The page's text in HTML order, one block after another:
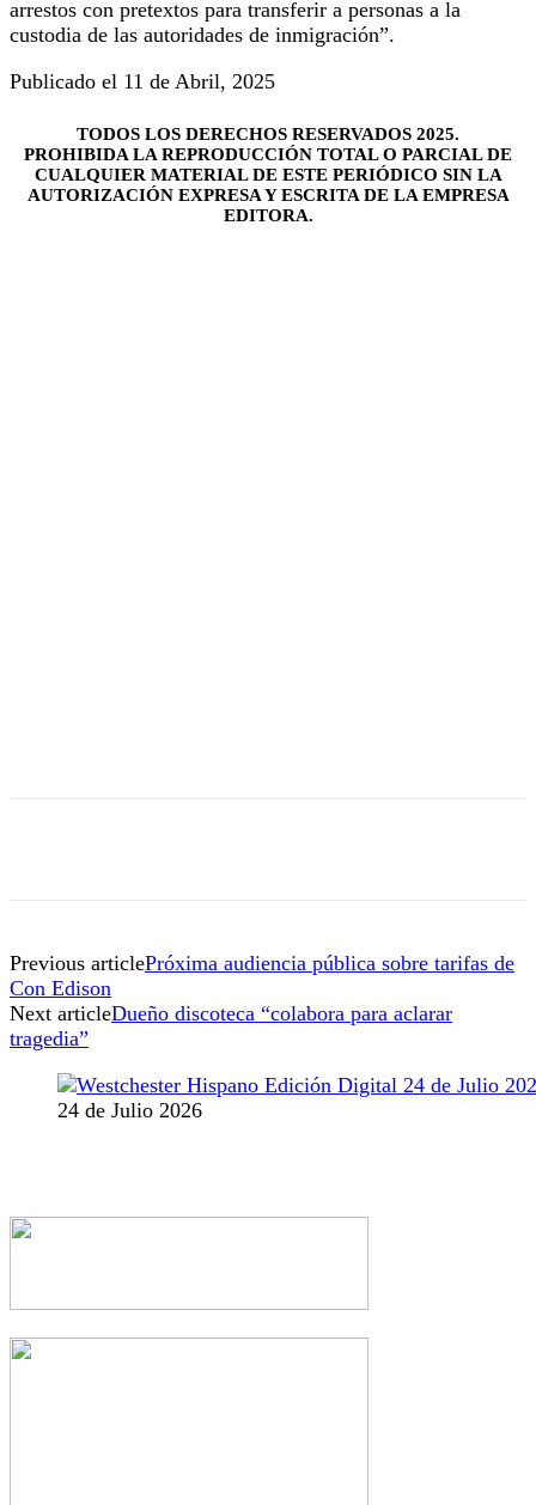
arrestos con pretextos para transferir a personas a la
custodia de las autoridades de inmigración”.
Publicado el 11 de Abril, 2025
TODOS LOS DERECHOS RESERVADOS 2025.
PROHIBIDA LA REPRODUCCIÓN TOTAL O PARCIAL DE
CUALQUIER MATERIAL DE ESTE PERIÓDICO SIN LA
AUTORIZACIÓN EXPRESA Y ESCRITA DE LA EMPRESA
EDITORA.
Previous articlePróxima audiencia pública sobre tarifas de
Con Edison
Next articleDueño discoteca “colabora para aclarar
tragedia”
24 de Julio 2026